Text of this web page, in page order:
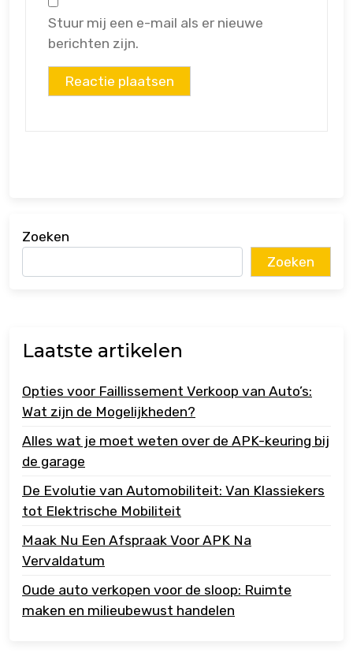
Stuur mij een e-mail als er nieuwe
berichten zijn.
Zoeken
Zoeken
Laatste artikelen
Opties voor Faillissement Verkoop van Auto’s:
Wat zijn de Mogelijkheden?
Alles wat je moet weten over de APK-keuring bij
de garage
De Evolutie van Automobiliteit: Van Klassiekers
tot Elektrische Mobiliteit
Maak Nu Een Afspraak Voor APK Na
Vervaldatum
Oude auto verkopen voor de sloop: Ruimte
maken en milieubewust handelen